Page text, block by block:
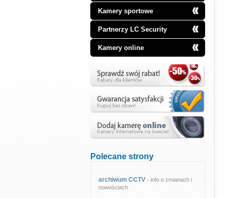
Kamery sportowe
Partnerzy LC Security
Kamery online
Polecane strony
archiwum CCTV - info o zmianach i
nowościach